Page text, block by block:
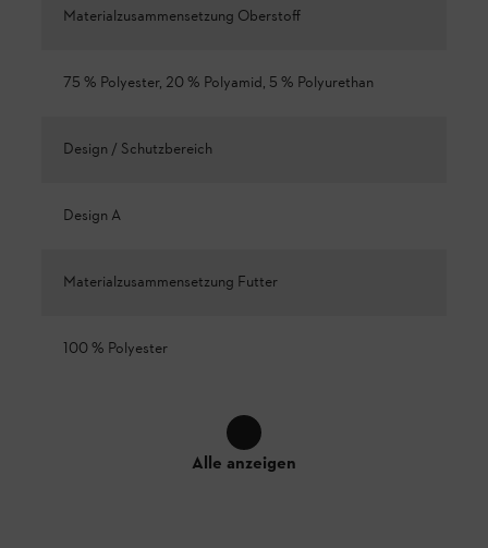
Materialzusammensetzung Oberstoff
75 % Polyester, 20 % Polyamid, 5 % Polyurethan
Design / Schutzbereich
Design A
Materialzusammensetzung Futter
100 % Polyester
Alle anzeigen